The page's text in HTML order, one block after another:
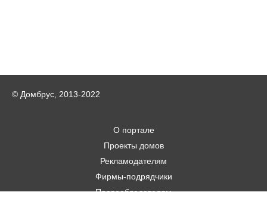
© Домбрус, 2013-2022
О портале
Проекты домов
Рекламодателям
Фирмы-подрядчики
Правообладателям